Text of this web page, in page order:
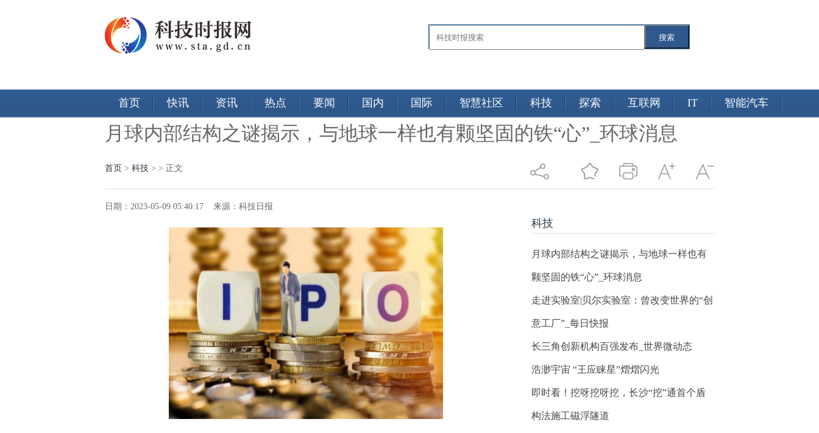
搜索
首页 快讯 资讯 热点 要闻 国内 国际 智慧社区 科技 探索 互联网 IT 智能汽车
月球内部结构之谜揭示，与地球一样也有颗坚固的铁“心”_环球消息
首页 > 科技 > > 正文
日期：2023-05-09 05:40:17 来源：科技日报
科技
月球内部结构之谜揭示，与地球一样也有
颗坚固的铁“心”_环球消息
走进实验室|贝尔实验室：曾改变世界的“创
意工厂”_每日快报
长三角创新机构百强发布_世界微动态
浩渺宇宙 “王应睐星”熠熠闪光
即时看！挖呀挖呀挖，长沙“挖”通首个盾
构法施工磁浮隧道